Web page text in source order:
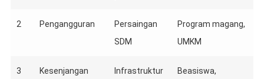
2 Pengangguran
Persaingan
SDM
Program magang,
UMKM
3
Kesenjangan
Infrastruktur
Beasiswa,